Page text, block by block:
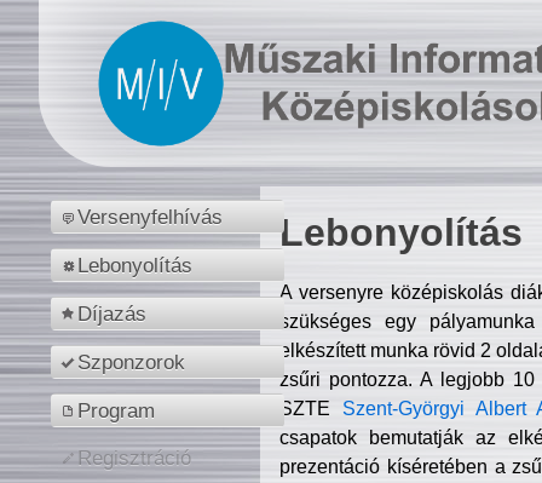
Versenyfelhívás
Lebonyolítás
Díjazás
Szponzorok
Program
Regisztráció
Lebonyolítás
A versenyre középiskolás
szükséges egy
elkészített munka rövid 2
zsűri pontozza. A legjobb
SZTE Szent-Györgyi Albert
csapatok bemutatják az
prezentáció kíséretében a